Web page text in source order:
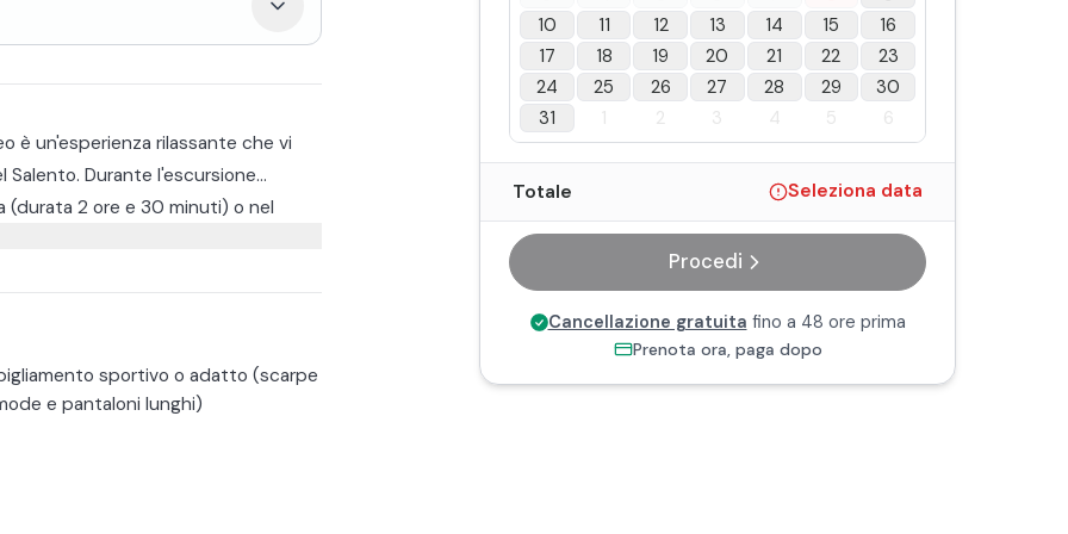
è un'esperienza rilassante che vi
Salento. Durante l'escursione
(durata 2 ore e 30 minuti) o nel
una colazione in maneggio
a cavallo, caschetto
e pantaloni lunghi.
balneare.
con entrambi i tour!
sportivo o adatto (scarpe
e pantaloni lunghi)
10
11 12 13 14 15
16
17
18 19 20 21 22
23
24
25 26 27 28 29
30
31
1 2 3 4 5 6
Totale Seleziona data
Procedi
Cancellazione gratuita fino a 48 ore prima
Prenota ora, paga dopo